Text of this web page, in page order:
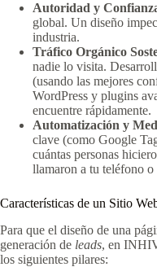
Autoridad y
global. Un diseño
industria.
Tráfico Orgánico
nadie lo visita.
(usando las mejores
WordPress y plugins
encuentre rápidamente.
Automatización y
clave (como Google
cuántas personas
llamaron a tu teléfono
Características de un Sitio
Para que el diseño de una
generación de leads, en
los siguientes pilares: